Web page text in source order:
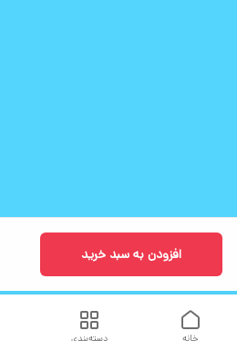
افزودن به سبد خرید
دسته‌بندی خانه